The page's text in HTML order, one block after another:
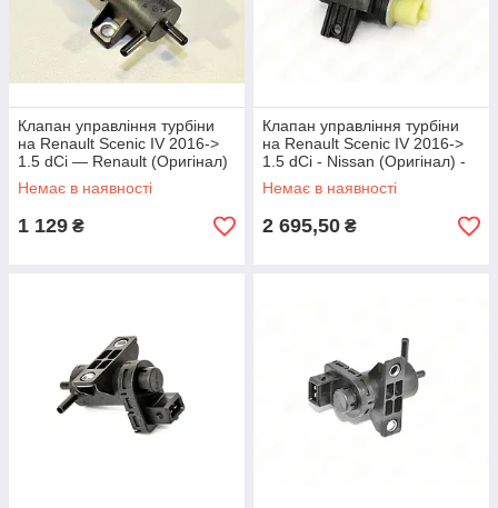
Клапан управління турбіни
на Renault Scenic IV 2016->
1.5 dCi — Renault (Оригінал)
- 8200762162
Немає в наявності
1 129 ₴
Клапан управління турбіни
на Renault Scenic IV 2016->
1.5 dCi - Nissan (Оригінал) -
14956-00Q1M
Немає в наявності
2 695,50 ₴